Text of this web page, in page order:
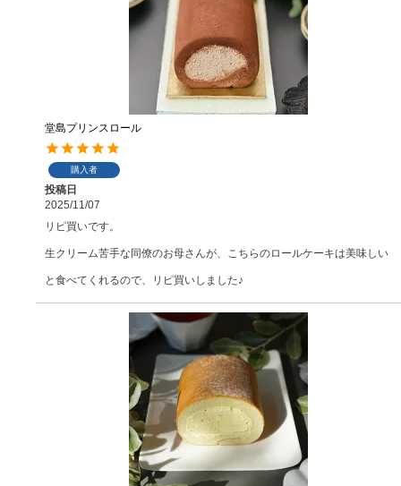
堂島プリンスロール
購入者
投稿日
2025/11/07
リピ買いです。
生クリーム苦手な同僚のお母さんが、こちらのロールケーキは美味しい
と食べてくれるので、リピ買いしました♪